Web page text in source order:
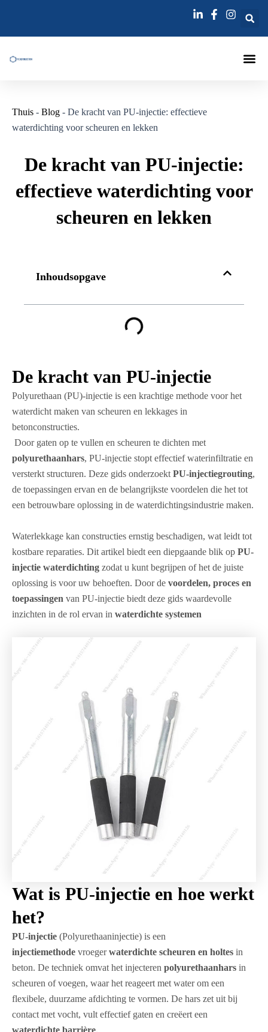
de
inhoud
Thuis - Blog - De kracht van PU-injectie: effectieve
waterdichting voor scheuren en lekken
De kracht van PU-injectie:
effectieve waterdichting voor
scheuren en lekken
Inhoudsopgave
De kracht van PU-injectie
Polyurethaan (PU)-injectie is een krachtige methode voor het
waterdicht maken van scheuren en lekkages in
betonconstructies.
Door gaten op te vullen en scheuren te dichten met
polyurethaanhars, PU-injectie stopt effectief waterinfiltratie en
versterkt structuren. Deze gids onderzoekt PU-injectiegrouting,
de toepassingen ervan en de belangrijkste voordelen die het tot
een betrouwbare oplossing in de waterdichtingsindustrie maken.
Waterlekkage kan constructies ernstig beschadigen, wat leidt tot
kostbare reparaties. Dit artikel biedt een diepgaande blik op PU-
injectie waterdichting zodat u kunt begrijpen of het de juiste
oplossing is voor uw behoeften. Door de voordelen, proces en
toepassingen van PU-injectie biedt deze gids waardevolle
inzichten in de rol ervan in waterdichte systemen
Wat is PU-injectie en hoe werkt
het?
PU-injectie (Polyurethaaninjectie) is een
injectiemethode vroegerwaterdichte scheuren en holtes in
beton. De techniek omvat het injecteren polyurethaanhars in
scheuren of voegen, waar het reageert met water om een
flexibele, duurzame afdichting te vormen. De hars zet uit bij
contact met vocht, vult effectief gaten en creëert een